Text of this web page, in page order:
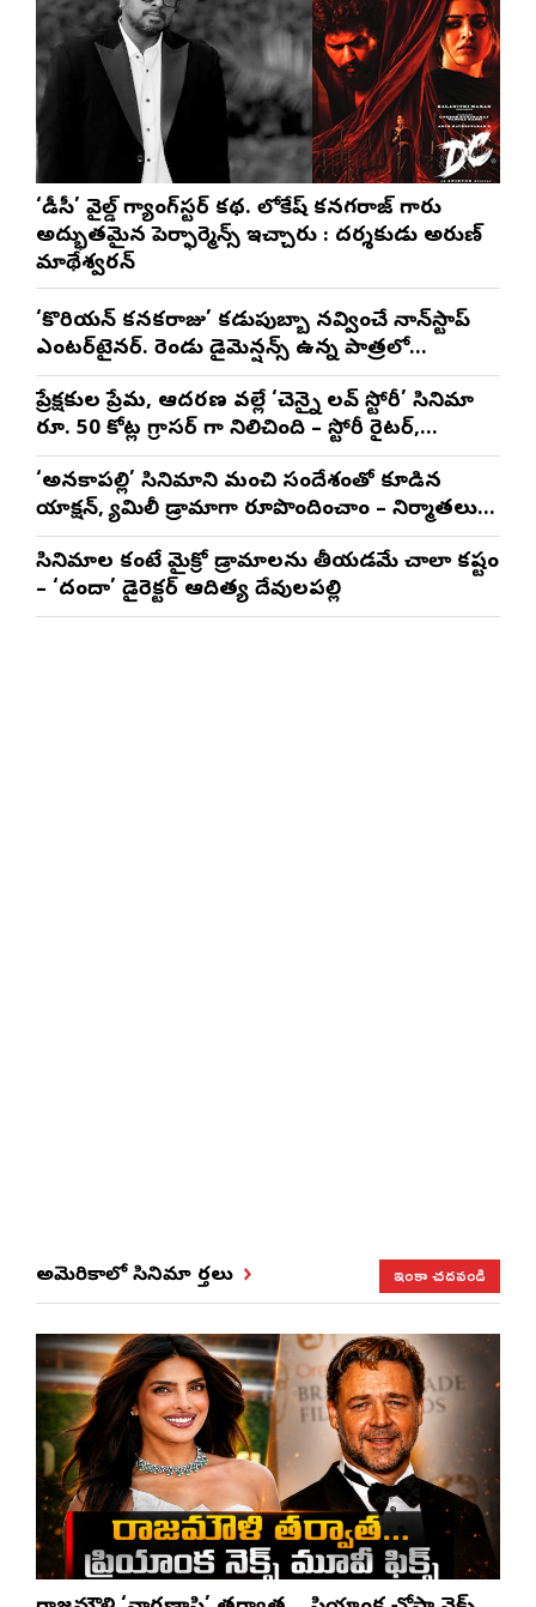
‘డీసీ’ వైల్డ్ గ్యాంగ్‌స్టర్ కథ. లోకేష్ కనగరాజ్ గారు
అద్భుతమైన పెర్ఫార్మెన్స్ ఇచ్చారు : దర్శకుడు అరుణ్
మాథేశ్వరన్
‘కొరియన్ కనకరాజు’ కడుపుబ్బా నవ్వించే నాన్‌స్టాప్
ఎంటర్‌టైనర్. రెండు డైమెన్షన్స్ ఉన్న పాత్రలో
నటించడం చాలా సంతృప్తినిచ్చింది : వరుణ్ తేజ్
ప్రేక్షకుల ప్రేమ, ఆదరణ వల్లే ‘చెన్నై లవ్ స్టోరీ’ సినిమా
రూ. 50 కోట్ల గ్రాసర్ గా నిలిచింది – స్టోరీ రైటర్,
ప్రొడ్యూసర్ సాయి రాజేష్
‘అనకాపల్లి’ సినిమాని మంచి సందేశంతో కూడిన
యాక్షన్, ఫ్యామిలీ డ్రామాగా రూపొందించాం – నిర్మాతలు
త్రినాథరావు నక్కిన, కాండ్రేగుల నాయుడు
సినిమాల కంటే మైక్రో డ్రామాలను తీయడమే చాలా కష్టం
– ‘దందా’ డైరెక్ట‌ర్ ఆదిత్య దేవులపల్లి
అమెరికాలో సినిమా వార్తలు ఇంకా చదవండి